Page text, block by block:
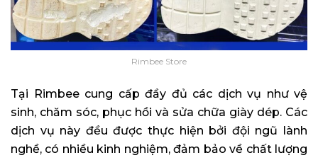
Rimbee Store
Tại Rimbee cung cấp đầy đủ các dịch vụ như vệ
sinh, chăm sóc, phục hồi và sửa chữa giày dép. Các
dịch vụ này đều được thực hiện bởi đội ngũ lành
nghề, có nhiều kinh nghiệm, đảm bảo về chất lượng